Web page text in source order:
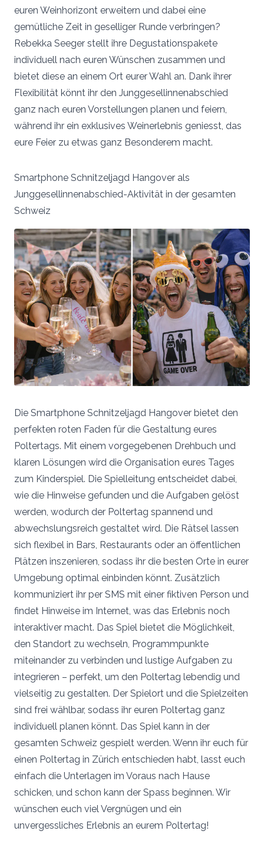
euren Weinhorizont erweitern und dabei eine
gemütliche Zeit in geselliger Runde verbringen?
Rebekka Seeger stellt ihre Degustationspakete
individuell nach euren Wünschen zusammen und
bietet diese an einem Ort eurer Wahl an. Dank ihrer
Flexibilität könnt ihr den Junggesellinnenabschied
ganz nach euren Vorstellungen planen und feiern,
während ihr ein exklusives Weinerlebnis geniesst, das
eure Feier zu etwas ganz Besonderem macht.
Smartphone Schnitzeljagd Hangover als
Junggesellinnenabschied-Aktivität in der gesamten
Schweiz
Die Smartphone Schnitzeljagd Hangover bietet den
perfekten roten Faden für die Gestaltung eures
Poltertags. Mit einem vorgegebenen Drehbuch und
klaren Lösungen wird die Organisation eures Tages
zum Kinderspiel. Die Spielleitung entscheidet dabei,
wie die Hinweise gefunden und die Aufgaben gelöst
werden, wodurch der Poltertag spannend und
abwechslungsreich gestaltet wird. Die Rätsel lassen
sich flexibel in Bars, Restaurants oder an öffentlichen
Plätzen inszenieren, sodass ihr die besten Orte in eurer
Umgebung optimal einbinden könnt. Zusätzlich
kommuniziert ihr per SMS mit einer fiktiven Person und
findet Hinweise im Internet, was das Erlebnis noch
interaktiver macht. Das Spiel bietet die Möglichkeit,
den Standort zu wechseln, Programmpunkte
miteinander zu verbinden und lustige Aufgaben zu
integrieren – perfekt, um den Poltertag lebendig und
vielseitig zu gestalten. Der Spielort und die Spielzeiten
sind frei wählbar, sodass ihr euren Poltertag ganz
individuell planen könnt. Das Spiel kann in der
gesamten Schweiz gespielt werden. Wenn ihr euch für
einen Poltertag in Zürich entschieden habt, lasst euch
einfach die Unterlagen im Voraus nach Hause
schicken, und schon kann der Spass beginnen. Wir
wünschen euch viel Vergnügen und ein
unvergessliches Erlebnis an eurem Poltertag!